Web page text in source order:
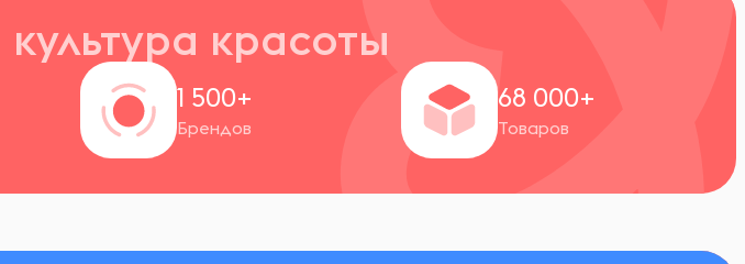
культура красоты
1 500+
Брендов
68 000+
Товаров